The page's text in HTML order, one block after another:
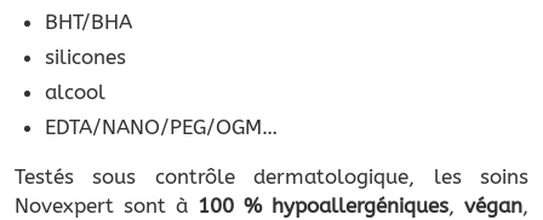
BHT/BHA
silicones
alcool
EDTA/NANO/PEG/OGM…
Testés sous contrôle dermatologique, les soins
Novexpert sont à 100 % hypoallergéniques, végan,